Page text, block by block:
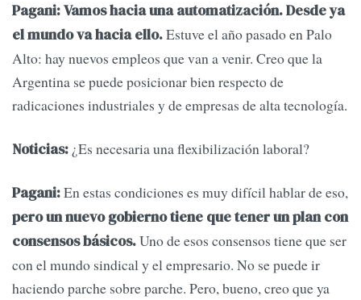
Pagani:Vamos hacia una automatización. Desde ya
el mundo va hacia ello.Estuve el año pasado en Palo
Alto: hay nuevos empleos que van a venir. Creo que la
Argentina se puede posicionar bien respecto de
radicaciones industriales y de empresas de alta tecnología.
Noticias: ¿Es necesaria una flexibilización laboral?
Pagani:En estas condiciones es muy difícil hablar de eso,
pero un nuevo gobierno tiene que tener un plan con
consensos básicos.Uno de esos consensos tiene que ser
con el mundo sindical y el empresario. No se puede ir
haciendo parche sobre parche. Pero, bueno, creo que ya